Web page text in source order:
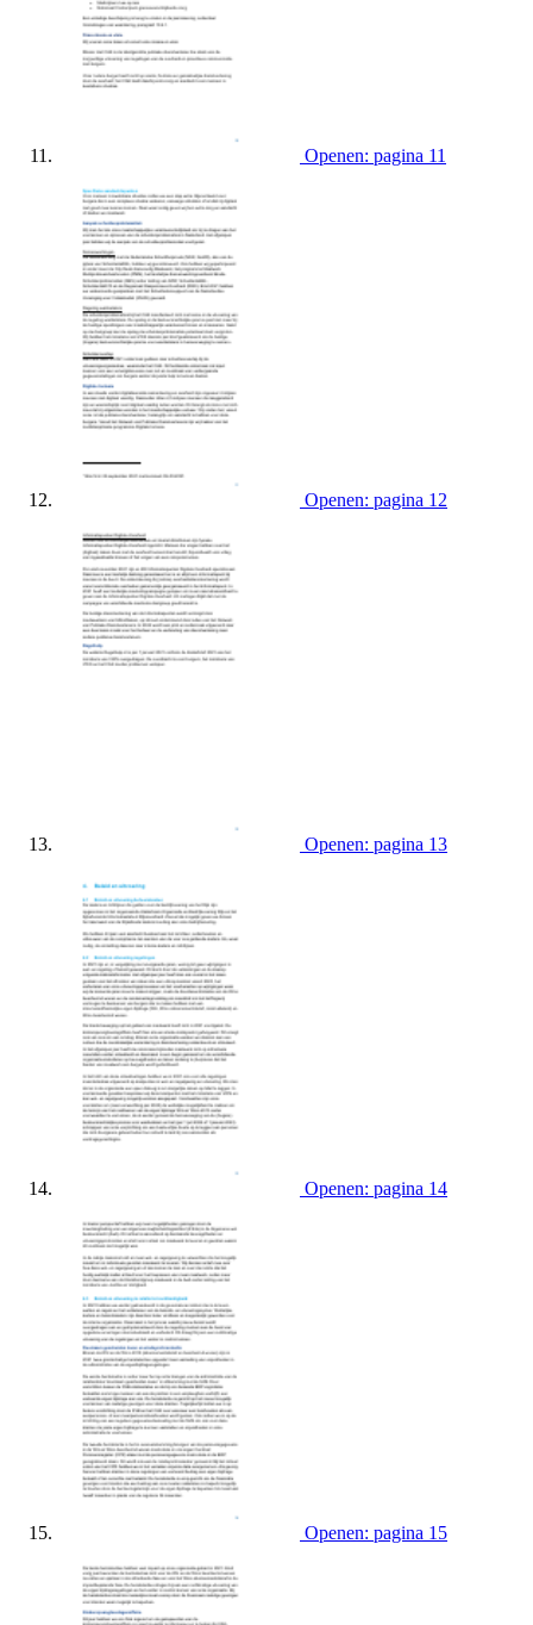
Openen: pagina 11
Openen: pagina 12
Openen: pagina 13
Openen: pagina 14
Openen: pagina 15